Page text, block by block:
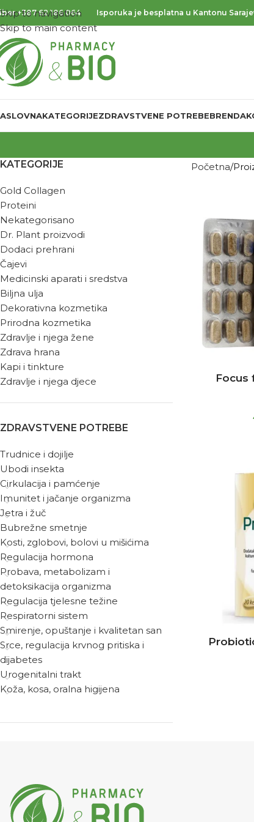
Skip to navigation
Skip to main content
+387 62 186 064 Isporuka je besplatna u Kantonu
KATEGORIJEZDRAVSTVENE POTREBEBREND
KATEGORIJE
Gold Collagen
Proteini
Nekategorisano
Dr. Plant proizvodi
Dodaci prehrani
Čajevi
Medicinski aparati i sredstva
Biljna ulja
Dekorativna kozmetika
Prirodna kozmetika
Zdravlje i njega žene
Zdrava hrana
Kapi i tinkture
Zdravlje i njega djece
ZDRAVSTVENE POTREBE
Trudnice i dojilje
Ubodi insekta
Cirkulacija i pamćenje
Imunitet i jačanje organizma
Jetra i žuč
Bubrežne smetnje
Kosti, zglobovi, bolovi u mišićima
Regulacija hormona
Probava, metabolizam i
detoksikacija organizma
Regulacija tjelesne težine
Respiratorni sistem
Smirenje, opuštanje i kvalitetan san
Srce, regulacija krvnog pritiska i
dijabetes
Urogenitalni trakt
Koža, kosa, oralna higijena
Početna
Focus